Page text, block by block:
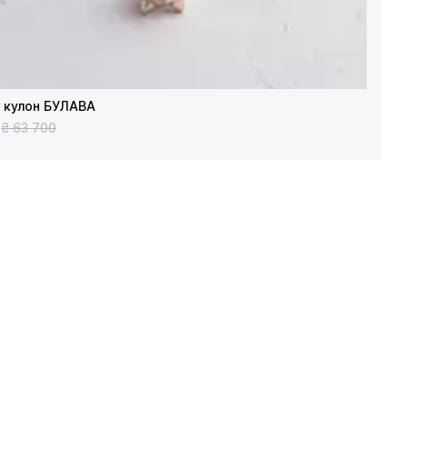
кулон БУЛАВА
₴ 63 700